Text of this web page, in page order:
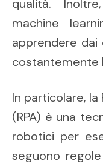
qualità.
machine
apprendere
costantemente
In particolare,
(RPA) è una
robotici per
seguono